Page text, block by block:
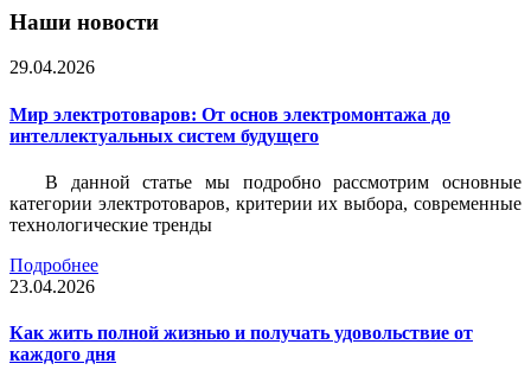
Наши новости
29.04.2026
Мир электротоваров: От основ электромонтажа до
интеллектуальных систем будущего
В данной статье мы подробно рассмотрим основные
категории электротоваров, критерии их выбора, современные
технологические тренды
Подробнее
23.04.2026
Как жить полной жизнью и получать удовольствие от
каждого дня